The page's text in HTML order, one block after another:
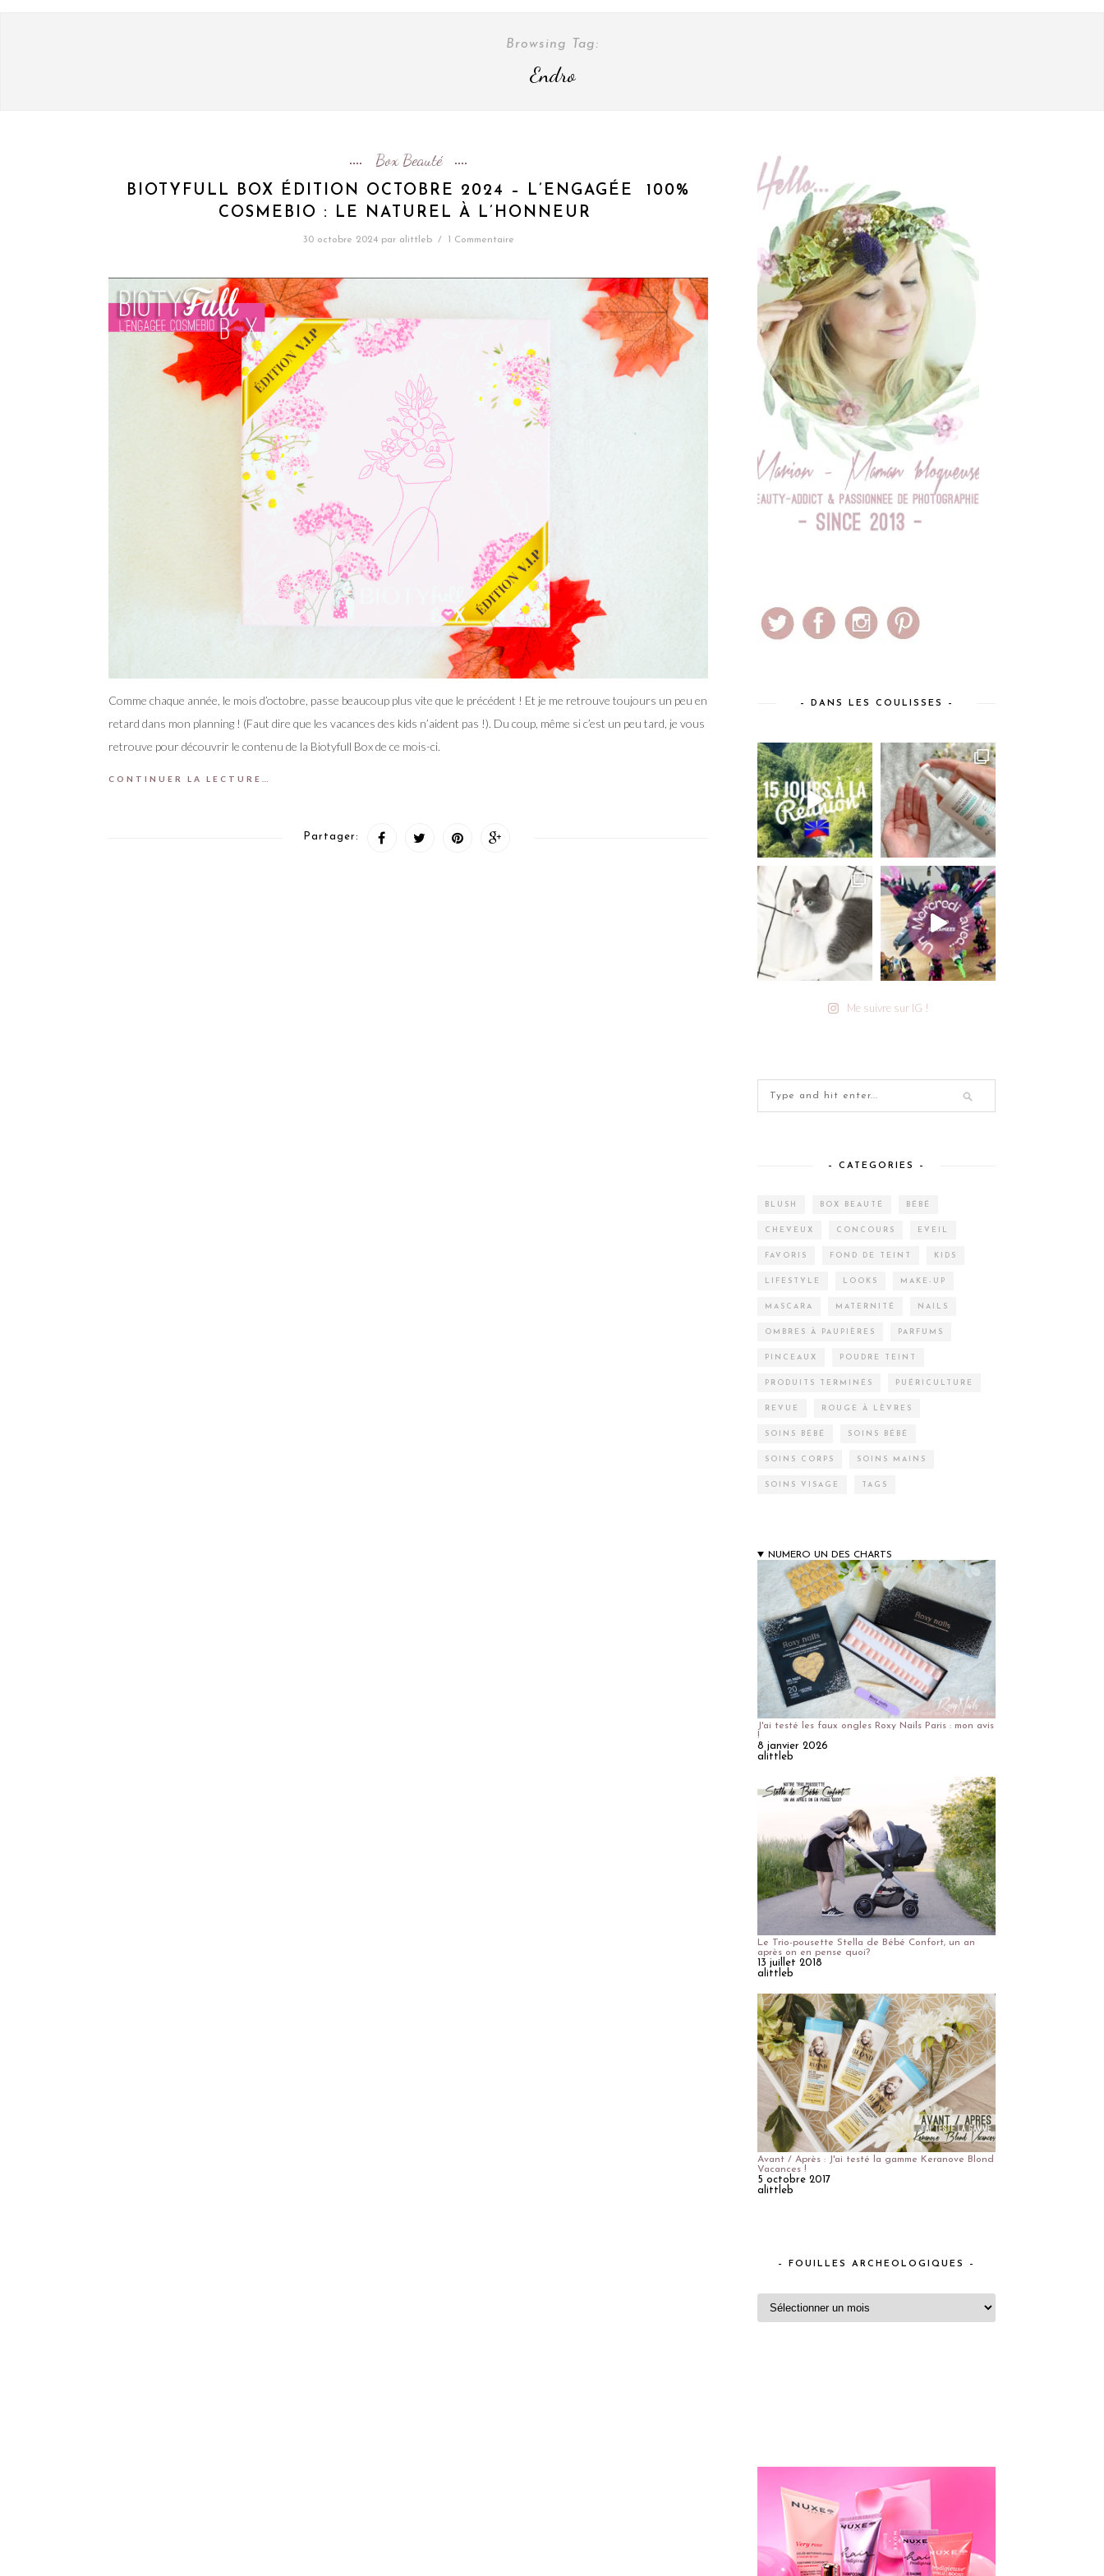
Browsing Tag:
Endro
Box Beauté
BIOTYFULL BOX ÉDITION OCTOBRE 2024 – L’ENGAGÉE 100%
COSMEBIO : LE NATUREL À L’HONNEUR
30 octobre 2024 par alittleb / 1 Commentaire
Comme chaque année, le mois d’octobre, passe beaucoup plus vite que le précédent ! Et je me retrouve toujours un peu en
retard dans mon planning ! (Faut dire que les vacances des kids n’aident pas !). Du coup, même si c’est un peu tard, je vous
retrouve pour découvrir le contenu de la Biotyfull Box de ce mois-ci.
CONTINUER LA LECTURE…
Partager:
– DANS LES COULISSES –
Me suivre sur IG !
– CATEGORIES –
BLUSH BOX BEAUTÉ BÉBÉ
CHEVEUX CONCOURS EVEIL
FAVORIS FOND DE TEINT KIDS
LIFESTYLE LOOKS MAKE-UP
MASCARA MATERNITÉ NAILS
OMBRES À PAUPIÈRES PARFUMS
PINCEAUX POUDRE TEINT
PRODUITS TERMINÉS PUÉRICULTURE
REVUE ROUGE À LÈVRES
SOINS BÉBÉ SOINS BÉBÉ
SOINS CORPS SOINS MAINS
SOINS VISAGE TAGS
NUMERO UN DES CHARTS
J'ai testé les faux ongles Roxy Nails Paris : mon avis
!
8 janvier 2026
alittleb
Le Trio-pousette Stella de Bébé Confort, un an
après on en pense quoi?
13 juillet 2018
alittleb
Avant / Après : J'ai testé la gamme Keranove Blond
Vacances !
5 octobre 2017
alittleb
– FOUILLES ARCHEOLOGIQUES –